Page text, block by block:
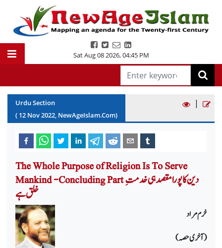
Sat Aug 08 2026,04:45 PM
Urdu Section
( 12 Nov2022, NewAgeIslam.Com)
|
The Whole Purpose of Religion Is To Serve
Mankind -Concluding Part دین کا پورا مقصد ہی خدمت ِ
خلق ہے
خرم مراد
(آخری حصہ)